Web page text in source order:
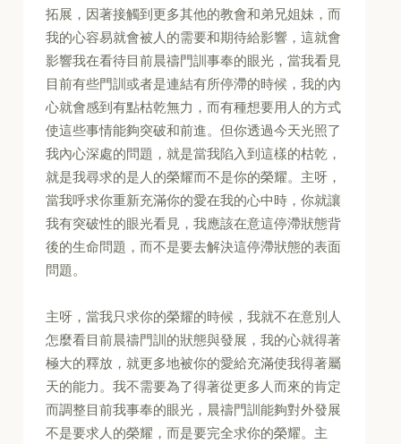
拓展，因著接觸到更多其他的教會和弟兄姐妹，而
我的心容易就會被人的需要和期待給影響，這就會
影響我在看待目前晨禱門訓事奉的眼光，當我看見
目前有些門訓或者是連結有所停滯的時候，我的內
心就會感到有點枯乾無力，而有種想要用人的方式
使這些事情能夠突破和前進。但你透過今天光照了
我內心深處的問題，就是當我陷入到這樣的枯乾，
就是我尋求的是人的榮耀而不是你的榮耀。主呀，
當我呼求你重新充滿你的愛在我的心中時，你就讓
我有突破性的眼光看見，我應該在意這停滯狀態背
後的生命問題，而不是要去解決這停滯狀態的表面
問題。
主呀，當我只求你的榮耀的時候，我就不在意別人
怎麼看目前晨禱門訓的狀態與發展，我的心就得著
極大的釋放，就更多地被你的愛給充滿使我得著屬
天的能力。我不需要為了得著從更多人而來的肯定
而調整目前我事奉的眼光，晨禱門訓能夠對外發展
不是要求人的榮耀，而是要完全求你的榮耀。主